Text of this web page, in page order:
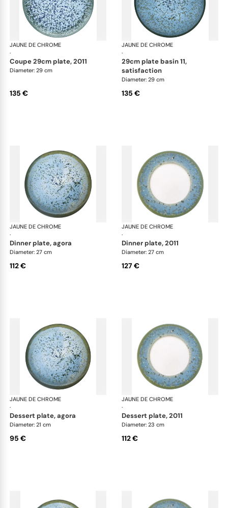
JAUNE DE CHROME
·
Nymphéa
coupe 29cm plate, 2011
Diameter: 29 cm
135 €
JAUNE DE CHROME
·
29cm plate basin 11,
satisfaction
Diameter: 29 cm
135 €
JAUNE DE CHROME
·
Nymphéa
dinner plate, agora
Diameter: 27 cm
112 €
JAUNE DE CHROME
·
dinner plate, 2011
Diameter: 27 cm
127 €
JAUNE DE CHROME
·
Nymphéa
dessert plate, agora
Diameter: 21 cm
95 €
JAUNE DE CHROME
·
dessert plate, 2011
Diameter: 23 cm
112 €